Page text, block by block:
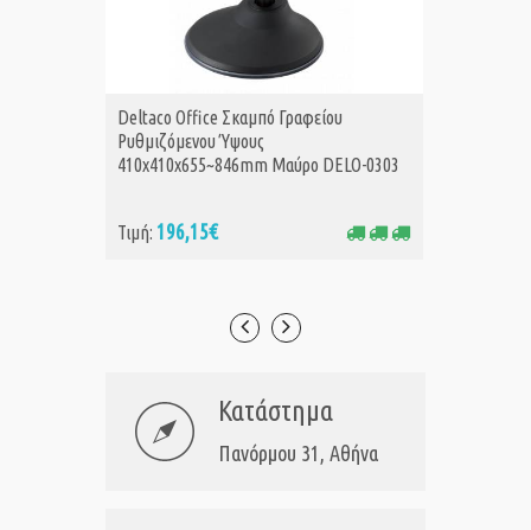
ΑΓΟΡΑ
Deltaco Office Σκαμπό Γραφείου
Ρυθμιζόμενου Ύψους
410x410x655~846mm Μαύρο DELO-0303
Τιμή: 196,15€
Κατάστημα
Πανόρμου 31, Αθήνα